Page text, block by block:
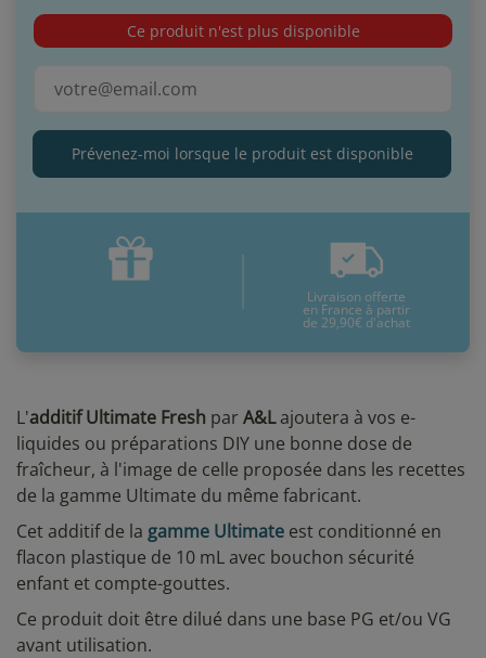
L'additif Ultimate Fresh par A&Lajoutera à vos e-
liquides ou préparations DIY une bonne dose de
fraîcheur, à l'image de celle proposée dans les recettes
de la gamme Ultimate du même fabricant.
Cet additif de la gamme Ultimate est conditionné en
flacon plastique de 10 mL avec bouchon sécurité
enfant et compte-gouttes.
Ce produit doit être dilué dans une base PG et/ou VG
avant utilisation.
Ce produit n'est plus disponible
Prévenez-moi lorsque le produit est disponible
Livraison offerte
en France à partir
de 29,90€ d'achat